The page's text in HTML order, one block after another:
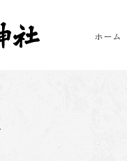
ホーム